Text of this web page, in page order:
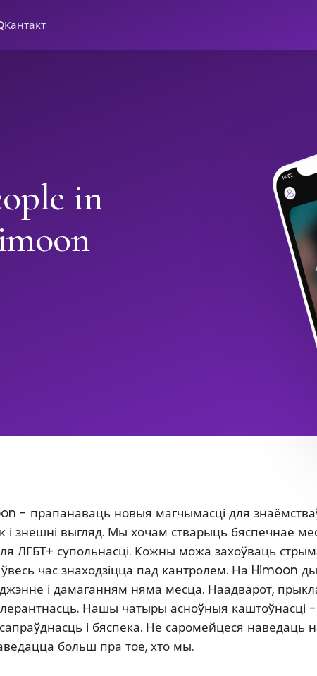
Кантакт
in
- прапанаваць новыя магчымасці для
і знешні выгляд. Мы хочам стварыць бяспечнае
ЛГБТ+ супольнасці. Кожны можа захоўваць
час знаходзіцца пад кантролем. На Himoon
і дамаганням няма месца. Наадварот,
Нашы чатыры асноўныя каштоўнасці -
і бяспека. Не саромейцеся наведаць
больш пра тое, хто мы.